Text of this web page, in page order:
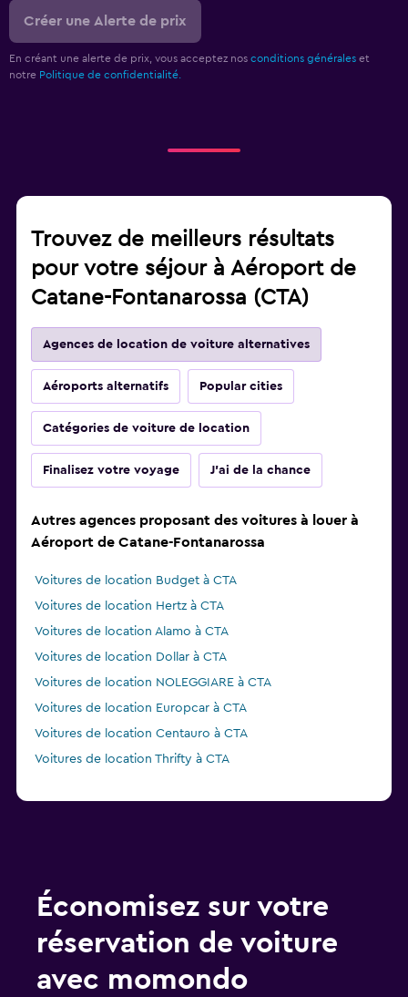
Créer une Alerte de prix
En créant une alerte de prix, vous acceptez nos conditions générales et
notre Politique de confidentialité.
Trouvez de meilleurs résultats
pour votre séjour à Aéroport de
Catane-Fontanarossa (CTA)
Agences de location de voiture alternatives
Aéroports alternatifs Popular cities
Catégories de voiture de location
Finalisez votre voyage J'ai de la chance
Autres agences proposant des voitures à louer à
Aéroport de Catane-Fontanarossa
Voitures de location Budget à CTA
Voitures de location Hertz à CTA
Voitures de location Alamo à CTA
Voitures de location Dollar à CTA
Voitures de location NOLEGGIARE à CTA
Voitures de location Europcar à CTA
Voitures de location Centauro à CTA
Voitures de location Thrifty à CTA
Économisez sur votre
réservation de voiture
avec momondo